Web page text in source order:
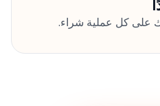
على كل عملية شراء.